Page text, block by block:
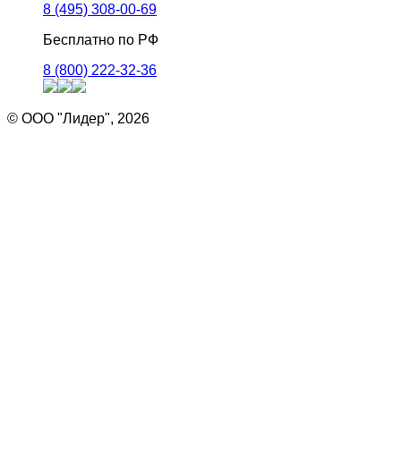
8 (495) 308-00-69
Бесплатно по РФ
8 (800) 222-32-36
© ООО "Лидер", 2026